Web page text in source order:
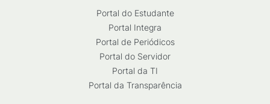
Portal do Estudante
Portal Integra
Portal de Periódicos
Portal do Servidor
Portal da TI
Portal da Transparência